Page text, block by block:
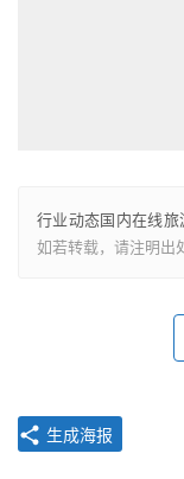
行业动态国内在线
如若转载，请注明出
生成海报